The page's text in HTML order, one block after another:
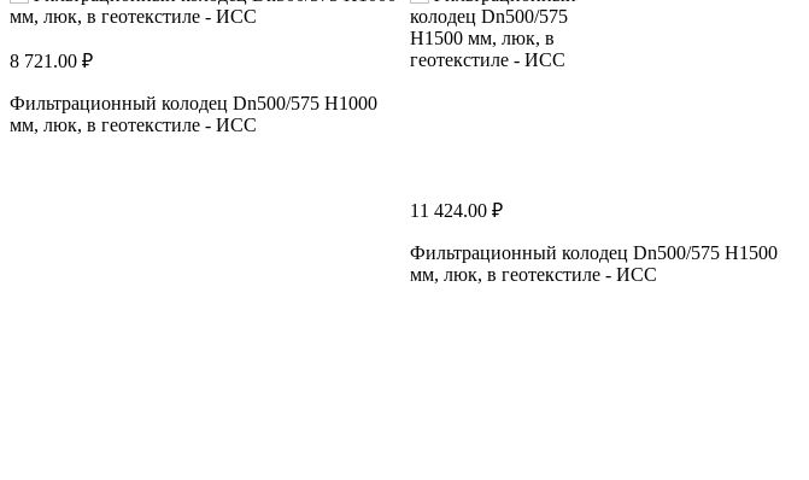
8 721.00 ₽
Фильтрационный колодец Dn500/575 H1000
мм, люк, в геотекстиле - ИСС
11 424.00 ₽
Фильтрационный колодец Dn500/575 H1500
мм, люк, в геотекстиле - ИСС